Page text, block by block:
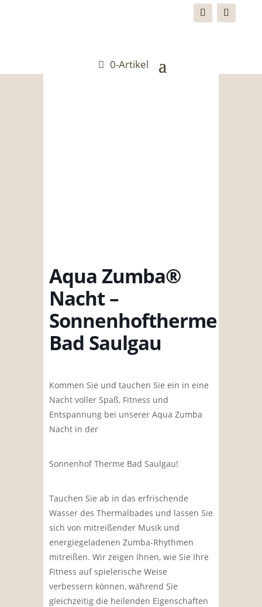
0-Artikel
Aqua Zumba®
Nacht –
Sonnenhoftherme
Bad Saulgau
Kommen Sie und tauchen Sie ein in eine
Nacht voller Spaß, Fitness und
Entspannung bei unserer Aqua Zumba
Nacht in der
Sonnenhof Therme Bad Saulgau!
Tauchen Sie ab in das erfrischende
Wasser des Thermalbades und lassen Sie
sich von mitreißender Musik und
energiegeladenen Zumba-Rhythmen
mitreißen. Wir zeigen Ihnen, wie Sie Ihre
Fitness auf spielerische Weise
verbessern können, während Sie
gleichzeitig die heilenden Eigenschaften